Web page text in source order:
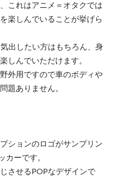
これはアニメ＝オタクでは
楽しんでいることが挙げら
出したい方はもちろん、身
しんでいただけます。
外用ですので車のボディや
題ありません。
ションのロゴがサンプリン
カーです。
させるPOPなデザインで